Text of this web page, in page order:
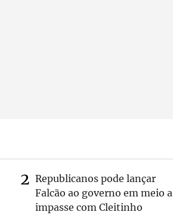
Republicanos pode lançar
Falcão ao governo em meio a
impasse com Cleitinho